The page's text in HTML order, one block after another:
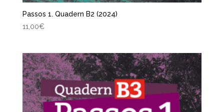
Passos 1. Quadern B2 (2024)
11,00€